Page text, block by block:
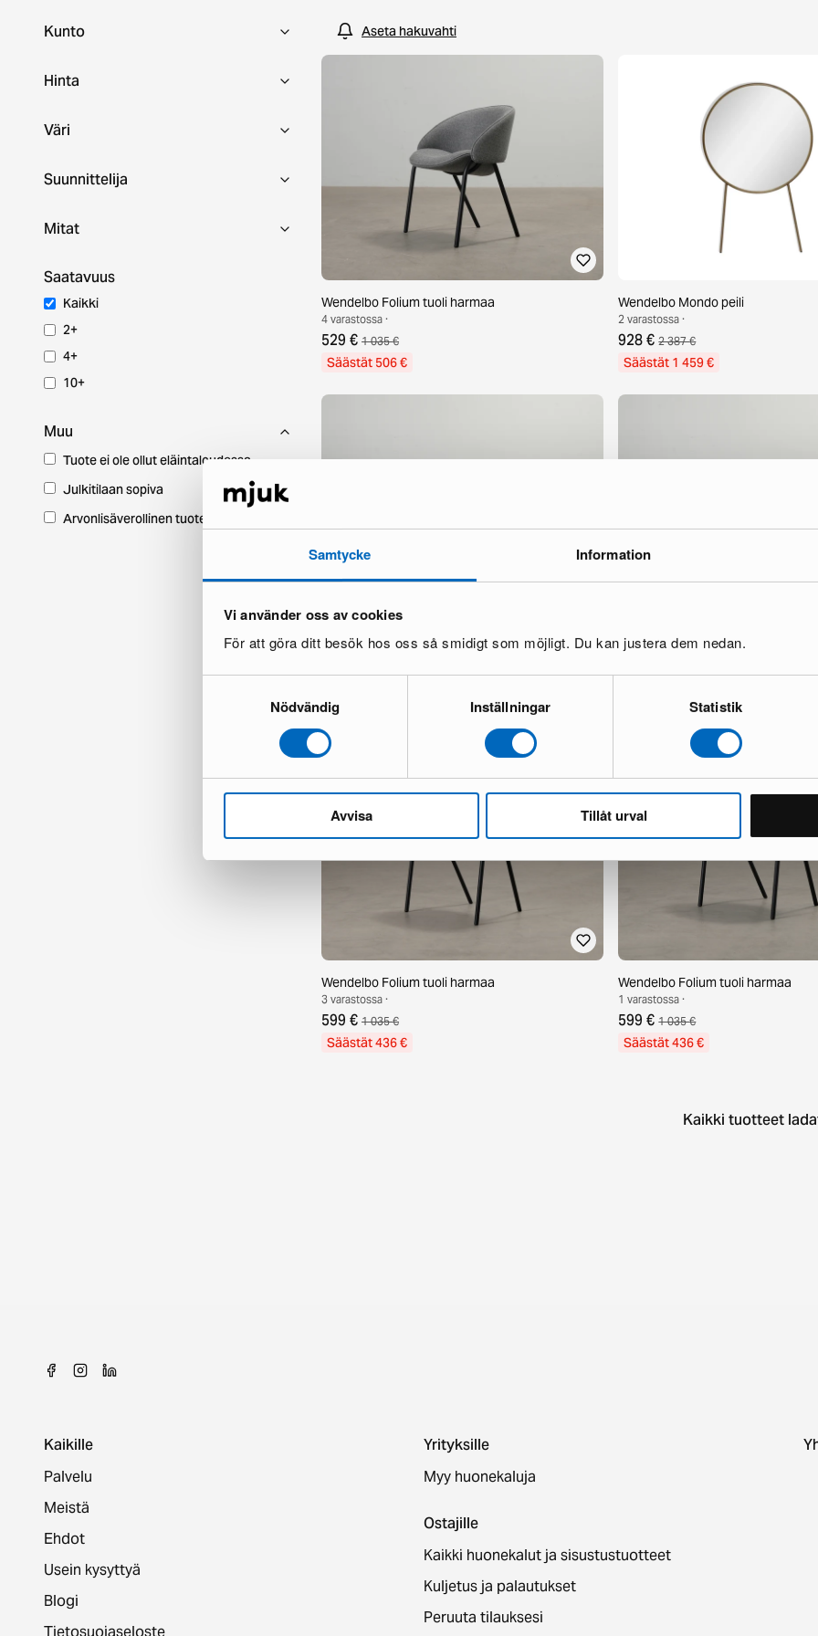
Samtycke Information
Vi använder oss av cookies
För att göra ditt besök hos oss så smidigt som möjligt. Du kan justera dem nedan.
Nödvändig Inställningar Statistik
Avvisa Tillåt urval
Kunto
Hinta
Väri
Suunnittelija
Mitat
Saatavuus
Kaikki
2+
4+
10+
Muu
Tuote ei ole ollut eläintaloudessa
Julkitilaan sopiva
Arvonlisäverollinen tuote
Aseta hakuvahti
Wendelbo Folium tuoli harmaa
4 varastossa ·
529 € 1 035 €
Säästät 506 €
Wendelbo Mondo peili
2 varastossa ·
928 € 2 387 €
Säästät 1 459 €
Wendell Mono V1 tuoli valkoinen
263 €
Säästät 238 €
Wendell Mono V1 tuoli valkoinen
263 €
Säästät 238 €
Wendelbo Folium tuoli harmaa
3 varastossa ·
599 € 1 035 €
Säästät 436 €
Wendelbo Folium tuoli harmaa
1 varastossa ·
599 € 1 035 €
Säästät 436 €
Kaikki tuotteet
Kaikille
Palvelu
Meistä
Ehdot
Usein kysyttyä
Blogi
Yrityksille
Myy huonekaluja
Ostajille
Kaikki huonekalut ja sisustustuotteet
Kuljetus ja palautukset
Peruuta tilauksesi